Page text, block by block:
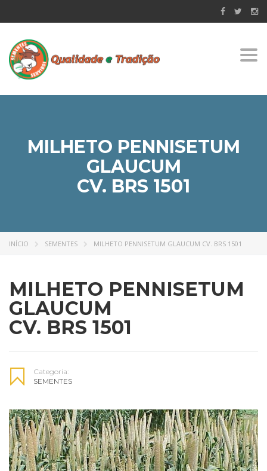
MILHETO PENNISETUM
GLAUCUM
CV. BRS 1501
INÍCIO SEMENTES MILHETO PENNISETUM GLAUCUM CV. BRS 1501
MILHETO PENNISETUM
GLAUCUM
CV. BRS 1501
Categoria:
SEMENTES